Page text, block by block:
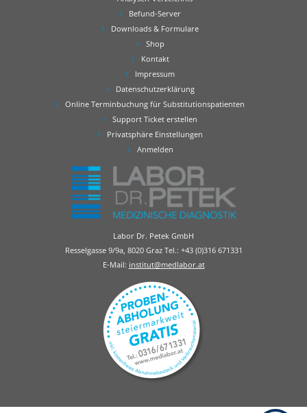
Befund-Server
Downloads & Formulare
Shop
Kontakt
Impressum
Datenschutzerklärung
Online Terminbuchung für Substitutionspatienten
Support Ticket erstellen
Privatsphäre Einstellungen
Anmelden
Labor Dr. Petek GmbH
Resselgasse 9/9a, 8020 Graz Tel.: +43 (0)316 671331
E-Mail: institut@medlabor.at